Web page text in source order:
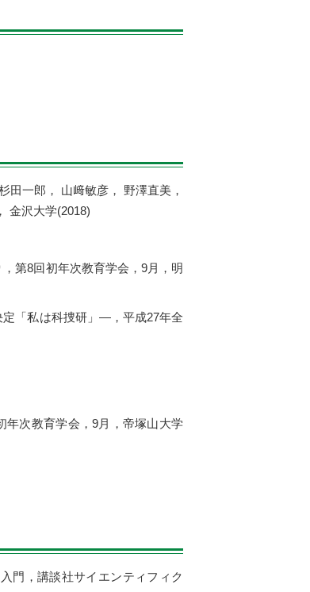
田一郎， 山﨑敏彦， 野澤直美，
金沢大学(2018)
第8回初年次教育学会，9月，明
定「私は科捜研」―，平成27年全
年次教育学会，9月，帝塚山大学
門，講談社サイエンティフィク